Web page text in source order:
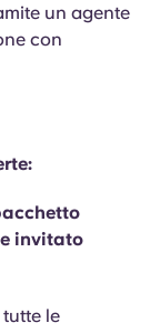
un agente
con
invitato
le